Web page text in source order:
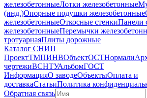
железобетонныеЛотки железобетонные
(инд.)Опорные подушки железобетонные
железобетонныеОткосные стенкиПанели
железобетонныеПеремычки
тротуарнаяПлиты дорожные
Каталог СНИП
ПроектТМПИНВОбъектОСТНормали
чертежиВСНТУАльбомГОСТ
ИнформацияО заводеОбъектыОплата и
доставкаСтатьиПолитика
Обратная связь